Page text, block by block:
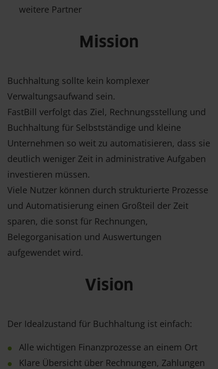
weitere Partner
Mission
Buchhaltung sollte kein komplexer
Verwaltungsaufwand sein.
FastBill verfolgt das Ziel, Rechnungsstellung und
Buchhaltung für Selbstständige und kleine
Unternehmen so weit zu automatisieren, dass sie
deutlich weniger Zeit in administrative Aufgaben
investieren müssen.
Viele Nutzer können durch strukturierte Prozesse
und Automatisierung einen Großteil der Zeit
sparen, die sonst für Rechnungen,
Belegorganisation und Auswertungen
aufgewendet wird.
Vision
Der Idealzustand für Buchhaltung ist einfach:
Alle wichtigen Finanzprozesse an einem Ort
Klare Übersicht über Rechnungen, Zahlungen